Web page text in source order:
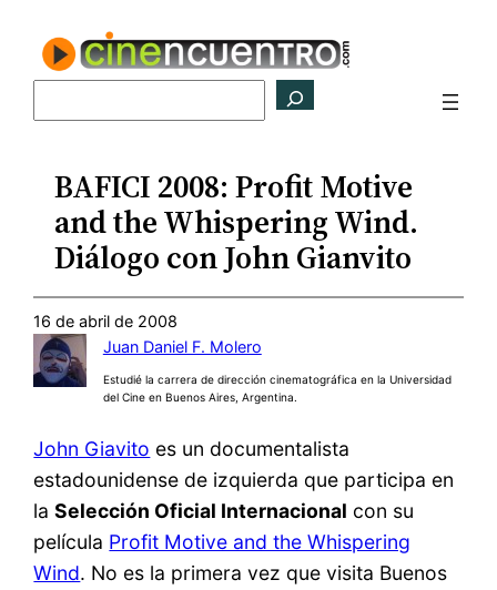
contenido
BAFICI 2008: Profit Motive
and the Whispering Wind.
Diálogo con John Gianvito
16 de abril de 2008
Juan Daniel F. Molero
Estudié la carrera de dirección cinematográfica en la Universidad
del Cine en Buenos Aires, Argentina.
John Giavito es un documentalista
estadounidense de izquierda que participa en
laSelección Oficial Internacional con su
película Profit Motive and the Whispering
Wind. No es la primera vez que visita Buenos